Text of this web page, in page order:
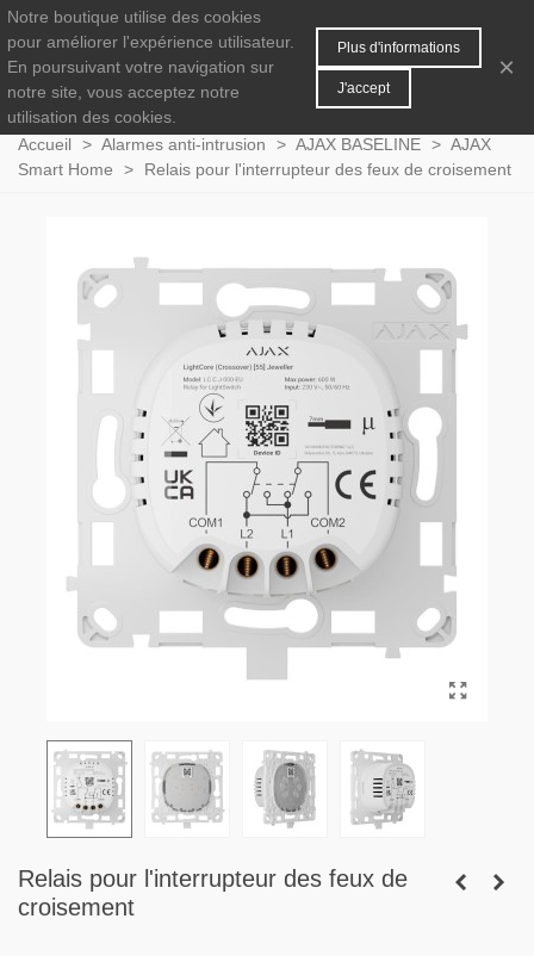
0 MENU
Accueil > Alarmes anti-intrusion > AJAX BASELINE > AJAX
Smart Home
> Relais pour l'interrupteur des feux de croisement
Relais pour l'interrupteur des feux de
croisement
Notre boutique utilise des cookies
pour améliorer l'expérience utilisateur.
En poursuivant votre navigation sur
notre site, vous acceptez notre
utilisation des cookies.
Plus d'informations
J'accept
×